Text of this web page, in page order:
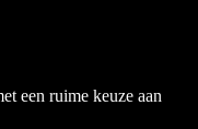
een ruime keuze aan